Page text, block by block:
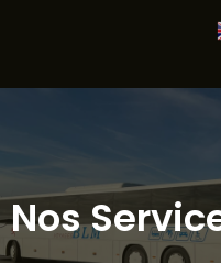
Nos